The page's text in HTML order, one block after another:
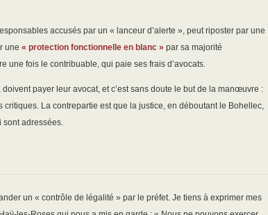
accusés par un « lanceur d’alerte », peut riposter par une
une « protection fonctionnelle en blanc » par sa majorité
une fois le contribuable, qui paie ses frais d’avocats.
payer leur avocat, et c’est sans doute le but de la manœuvre :
critiques. La contrepartie est que la justice, en déboutant le Bohellec,
sont adressées.
un « contrôle de légalité » par le préfet. Je tiens à exprimer mes